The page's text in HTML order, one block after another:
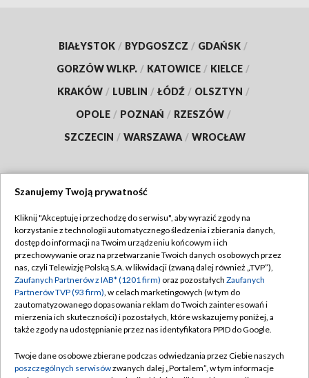
BIAŁYSTOK / BYDGOSZCZ / GDAŃSK /
GORZÓW WLKP. / KATOWICE / KIELCE /
KRAKÓW / LUBLIN / ŁÓDŹ / OLSZTYN /
OPOLE / POZNAŃ / RZESZÓW /
SZCZECIN / WARSZAWA / WROCŁAW
TVP
Abonament TVP
Emisja w TVP
Centrum informacji TVP
Naziemna Telewizja Cyfrowa
Rada Programowa
Regulamin TVP
Polityka prywatności
Moje zgody
Pomoc
Kontakt
Szanujemy Twoją prywatność
Kliknij "Akceptuję i przechodzę do serwisu", aby wyrazić zgody na
korzystanie z technologii automatycznego śledzenia i zbierania danych,
dostęp do informacji na Twoim urządzeniu końcowym i ich
przechowywanie oraz na przetwarzanie Twoich danych osobowych przez
nas, czyli Telewizję Polską S.A. w likwidacji (zwaną dalej również „TVP”),
Zaufanych Partnerów z IAB* (1201 firm) oraz pozostałych Zaufanych
Partnerów TVP (93 firm), w celach marketingowych (w tym do
zautomatyzowanego dopasowania reklam do Twoich zainteresowań i
mierzenia ich skuteczności) i pozostałych, które wskazujemy poniżej, a
także zgody na udostępnianie przez nas identyfikatora PPID do Google.
Twoje dane osobowe zbierane podczas odwiedzania przez Ciebie naszych
poszczególnych serwisówzwanych dalej „Portalem”, w tym informacje